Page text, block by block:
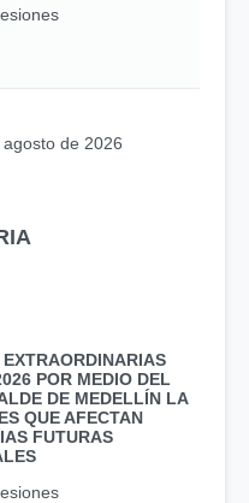
de 2026
POR MEDIO DEL
DE MEDELLÍN LA
QUE AFECTAN
FUTURAS